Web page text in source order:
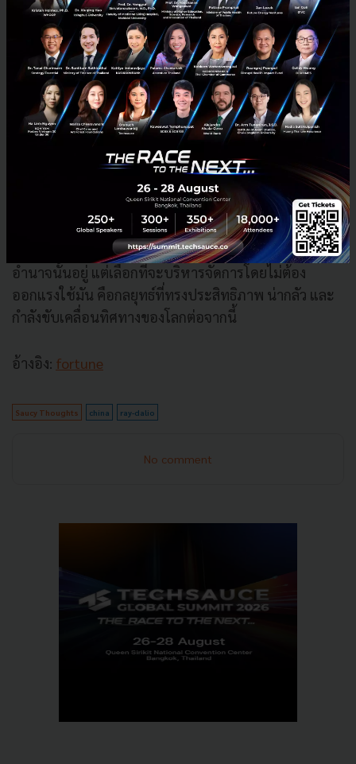
ที่ผ่านมาในการซุ่มยึดครองตลาดแร่หายาก และห่วงโซ่
อุปทานวัสดุต้นน้ำที่เป็นหัวใจสำคัญของทั้งยุทโธปกรณ์
และฮาร์ดแวร์ AI จนอเมริกาแทบไม่เหลืออำนาจในการ
ควบคุมทรัพยากรที่ตนเองจำเป็นต้องใช้
บทสรุปจากทริปเยือนจีนของ Dalio ในครั้งนี้ จึงเป็นการ
ตอกย้ำว่า โลกกำลังก้าวผ่านจากระเบียบพหุภาคีที่อิงตาม
กฎเกณฑ์และนำโดยสหรัฐฯ ไปสู่ระเบียบโลกแบบสองขั้ว
อำนาจที่มีลำดับชั้นชัดเจน บทเรียนสำคัญสำหรับผู้บริหาร
และนักลงทุนในยุคนี้คือ ในระบบนิเวศใหม่ที่กำลังก่อตัว
ขึ้น การมีอำนาจล้นมือ การแสดงให้คู่ต่อสู้เห็นว่าเรามี
อำนาจนั้นอยู่ แต่เลือกที่จะบริหารจัดการโดยไม่ต้อง
ออกแรงใช้มัน คือกลยุทธ์ที่ทรงประสิทธิภาพ น่ากลัว และ
กำลังขับเคลื่อนทิศทางของโลกต่อจากนี้
อ้างอิง: fortune
Saucy Thoughts china ray-dalio
No comment